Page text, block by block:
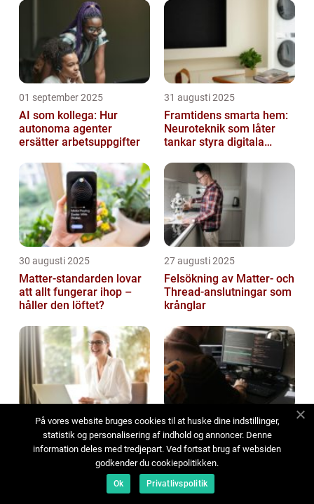
01 september 2025
AI som kollega: Hur
autonoma agenter
ersätter arbetsuppgifter
31 augusti 2025
Framtidens smarta hem:
Neuroteknik som låter
tankar styra digitala
30 augusti 2025
Matter-standarden lovar
att allt fungerar ihop –
håller den löftet?
27 augusti 2025
Felsökning av Matter‑ och
Thread‑anslutningar som
krånglar
27 augusti 2025
Programvaror för
projektledning – hitta rätt
26 augusti 2025
Hur AI‑driven
vibe‑kodning omformar
mjukvaruutvecklingens
framtid
På vores website bruges cookies til at huske dine indstillinger,
statistik og personalisering af indhold og annoncer. Denne
information deles med tredjepart. Ved fortsat brug af websiden
godkender du cookiepolitikken.
Ok Privatlivspolitik